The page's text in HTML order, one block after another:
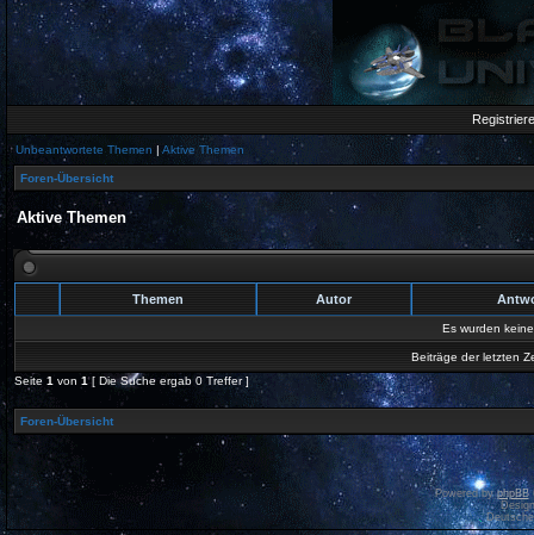
Unbeantwortete Themen |Aktive Themen
Foren-Übersicht
Aktive Themen
Themen Autor
Es wurden
Beiträge der letzten
Seite 1 von 1[ Die Suche ergab 0 Treffer ]
Foren-Übersicht
Powered byphpBB